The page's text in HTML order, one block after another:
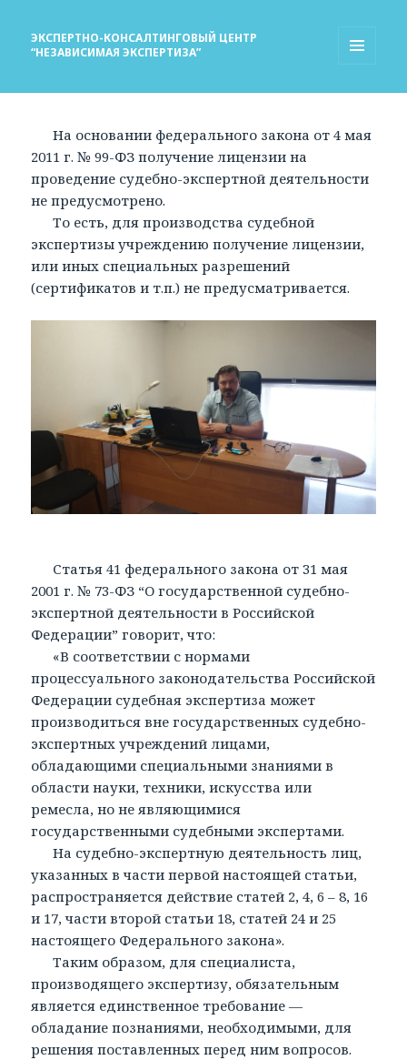
ЭКСПЕРТНО-КОНСАЛТИНГОВЫЙ ЦЕНТР
“НЕЗАВИСИМАЯ ЭКСПЕРТИЗА”
На основании федерального закона от 4 мая
2011 г. № 99-ФЗ получение лицензии на
проведение судебно-экспертной деятельности
не предусмотрено.
То есть, для производства судебной
экспертизы учреждению получение лицензии,
или иных специальных разрешений
(сертификатов и т.п.) не предусматривается.
Статья 41 федерального закона от 31 мая
2001 г. № 73-ФЗ “О государственной судебно-
экспертной деятельности в Российской
Федерации” говорит, что:
«В соответствии с нормами
процессуального законодательства Российской
Федерации судебная экспертиза может
производиться вне государственных судебно-
экспертных учреждений лицами,
обладающими специальными знаниями в
области науки, техники, искусства или
ремесла, но не являющимися
государственными судебными экспертами.
На судебно-экспертную деятельность лиц,
указанных в части первой настоящей статьи,
распространяется действие статей 2, 4, 6 – 8, 16
и 17, части второй статьи 18, статей 24 и 25
настоящего Федерального закона».
Таким образом, для специалиста,
производящего экспертизу, обязательным
является единственное требование —
обладание познаниями, необходимыми, для
решения поставленных перед ним вопросов.